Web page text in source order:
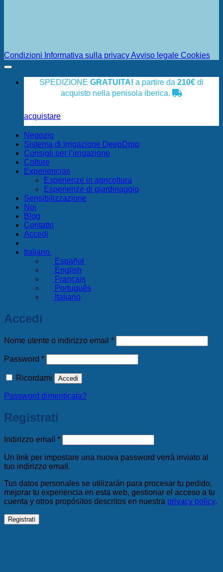
Condizioni Informativa sulla privacyAvviso legale Cookies
SPEDIZIONE GRATUITA! a partire da 210€ di
acquisto nella penisola iberica.
acquistare
Negozio
Sistema di irrigazione DeepDrop
Consigli per l’irrigazione
Colture
Experiencias
Esperienze in agricoltura
Esperienze di giardinaggio
Sensibilizzazione
Noi
Blog
Contatto
Accedi
Italiano
Español
English
Français
Português
Italiano
Accedi
Nome utente o indirizzo email *Richiesto
Password *Richiesto
Ricordami Accedi
Password dimenticata?
Registrati
Indirizzo email *Richiesto
Un link per impostare una nuova password verrà inviato al
tuo indirizzo email.
Tus datos personales se utilizarán para procesar tu pedido,
mejorar tu experiencia en esta web, gestionar el acceso a tu
cuenta y otros propósitos descritos en nuestra privacy policy.
Registrati